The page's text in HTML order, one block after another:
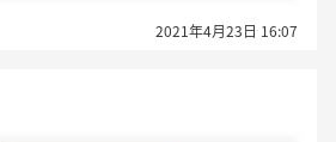
2021年4月23日 16:07